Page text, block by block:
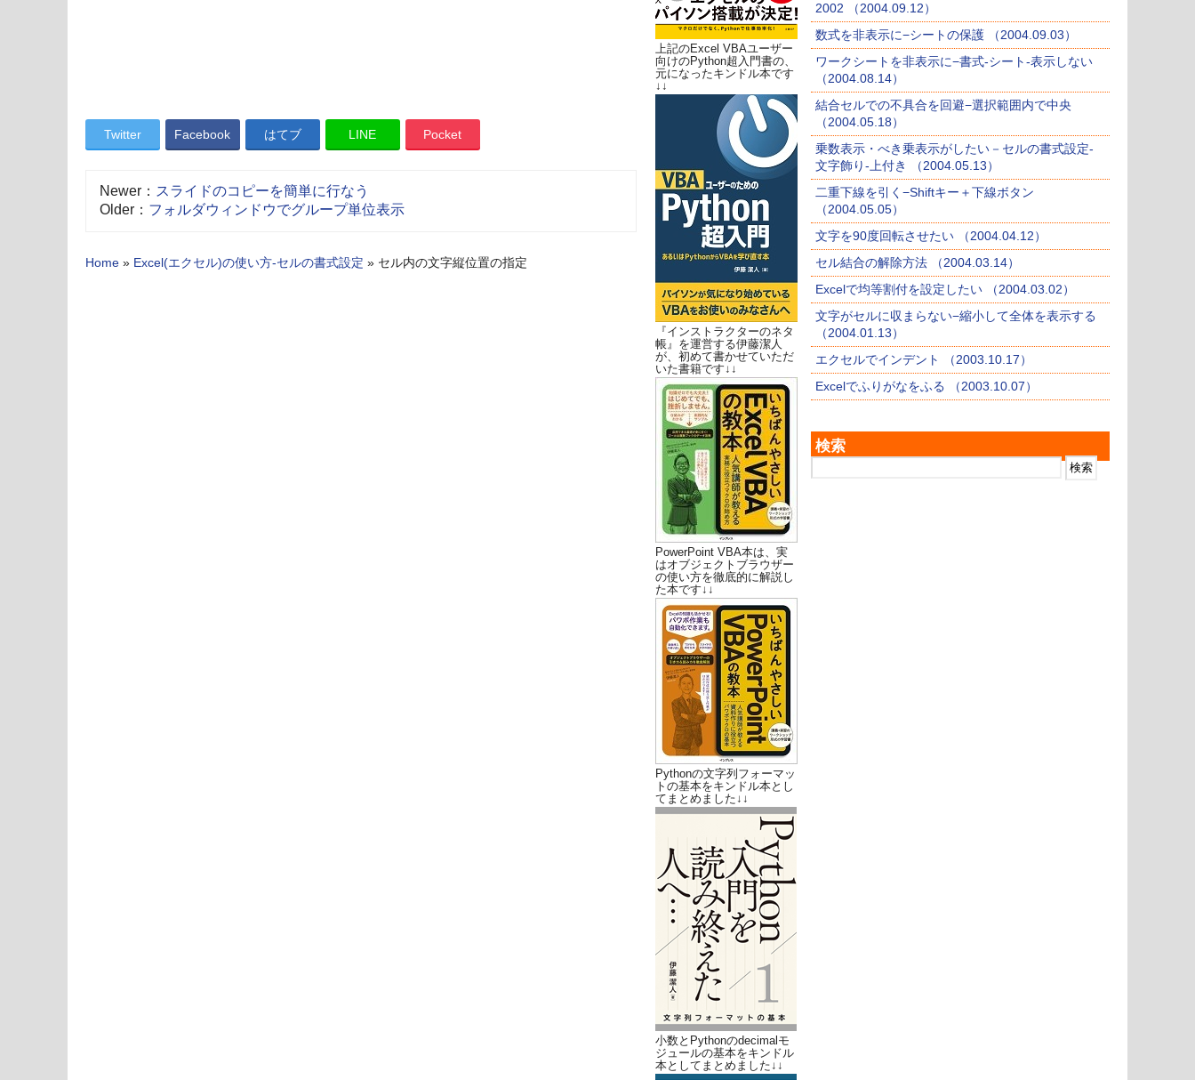
Twitter Facebook はてブ LINE Pocket
Newer： スライドのコピーを簡単に行なう
Older： フォルダウィンドウでグループ単位表示
Home » Excel(エクセル)の使い方-セルの書式設定 » セル内の文字縦位置の指定
上記のExcel VBAユーザー
向けのPython超入門書の、
元になったキンドル本です
↓↓
『インストラクターのネタ
帳』を運営する伊藤潔人
が、初めて書かせていただ
いた書籍です↓↓
PowerPoint VBA本は、実
はオブジェクトブラウザー
の使い方を徹底的に解説し
た本です↓↓
Pythonの文字列フォーマッ
トの基本をキンドル本とし
てまとめました↓↓
小数とPythonのdecimalモ
ジュールの基本をキンドル
本としてまとめました↓↓
2002 （2004.09.12）
数式を非表示に−シートの保護 （2004.09.03）
ワークシートを非表示に−書式-シート-表示しない
（2004.08.14）
結合セルでの不具合を回避−選択範囲内で中央
（2004.05.18）
乗数表示・べき乗表示がしたい－セルの書式設定-
文字飾り-上付き （2004.05.13）
二重下線を引く−Shiftキー＋下線ボタン
（2004.05.05）
文字を90度回転させたい （2004.04.12）
セル結合の解除方法 （2004.03.14）
Excelで均等割付を設定したい （2004.03.02）
文字がセルに収まらない−縮小して全体を表示する
（2004.01.13）
エクセルでインデント （2003.10.17）
Excelでふりがなをふる （2003.10.07）
検索